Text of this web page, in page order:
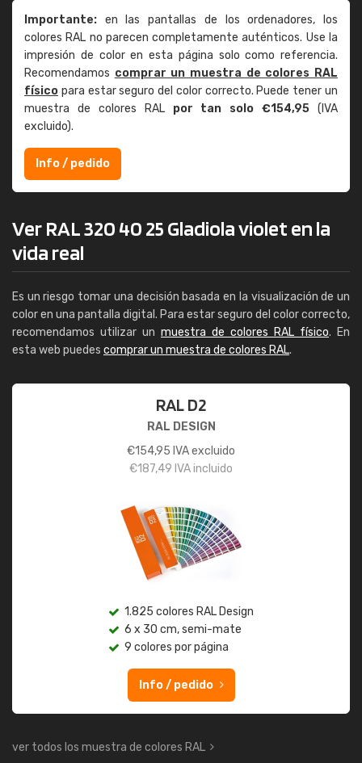
Importante: en las pantallas de los ordenadores, los
colores RAL no parecen completamente auténticos. Use la
impresión de color en esta página solo como referencia.
Recomendamos comprar un muestra de colores RAL
físico para estar seguro del color correcto. Puede tener un
muestra de colores RAL por tan solo €154,95 (IVA
excluido).
Info / pedido
Ver RAL 320 40 25 Gladiola violet en la
vida real
Es un riesgo tomar una decisión basada en la visualización de un
color en una pantalla digital. Para estar seguro del color correcto,
recomendamos utilizar un muestra de colores RAL físico. En
esta web puedes comprar un muestra de colores RAL.
RAL D2
RAL DESIGN
€154,95 IVA excluido
€187,49 IVA incluido
1.825 colores RAL Design
6 x 30 cm, semi-mate
9 colores por página
Info / pedido
ver todos los muestra de colores RAL